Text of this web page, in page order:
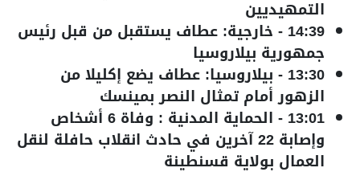
التمهيديين
14:39
- خارجية: عطاف يستقبل من قبل رئيس
جمهورية بيلاروسيا
13:30
- بيلاروسيا: عطاف يضع إكليلا من
الزهور أمام تمثال النصر بمينسك
13:01
- الحماية المدنية : وفاة 6 أشخاص
وإصابة 22 آخرين في حادث انقلاب حافلة لنقل
العمال بولاية قسنطينة